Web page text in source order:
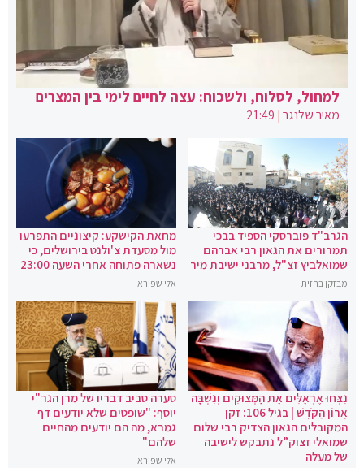
למחול, לסלוח, ולשכוח: עצה לחיים לימי בין המצרים
מאיר שלנגר|
21:49
הגרב"ד פוברסקי הספיד בבכי
תמרורים את הגאון רבי אברהם
שמואלביץ זצ"ל, מרבני ישיבת מיר
מבזקן בחזית
מחאת הקישקע: קיצוניים התפרעו
מול מסעדת צ'ולנט בירושלים, כי
נשארה פתוחה אחרי השעה 23:00
אלי שפירא
נִצְּחוּ אֶרְאֶלִּים אֶת הַמְּצוּקִים וְנִשְׁבָּה
אֲרוֹן הַקֹּדֶשׁ | בגיל 106: זקן
המקובלים הגאון הצדיק רבי שלום
שמואלי זצוק”ל נתבקש לישיבה
של מעלה
סערה סביב דבריו של מרן הגר"י
יוסף: "שופטים שלא יודעים דף
גמרא, מה הם יודעים מהחיים
שלהם"
אלי שפירא